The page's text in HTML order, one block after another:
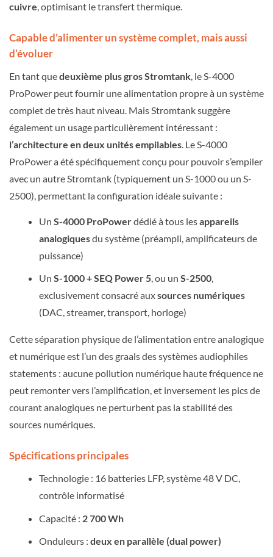
cuivre , optimisant le transfert thermique.
Capable d’alimenter un système complet, mais aussi
d’évoluer
En tant quedeuxième plus gros Stromtank , le S-4000
ProPower peut fournir une alimentation propre à un système
complet de très haut niveau. Mais Stromtank suggère
également un usage particulièrement intéressant :
l’architecture en deux unités empilables . Le S-4000
ProPower a été spécifiquement conçu pour pouvoir s’empiler
avec un autre Stromtank (typiquement un S-1000 ou un S-
2500), permettant la configuration idéale suivante :
Un S-4000 ProPowerdédié à tous lesappareils
analogiquesdu système (préampli, amplificateurs de
puissance)
Un S-1000 + SEQ Power 5, ou un S-2500,
exclusivement consacré auxsources numériques
(DAC, streamer, transport, horloge)
Cette séparation physique de l’alimentation entre analogique
et numérique est l’un des graals des systèmes audiophiles
statements : aucune pollution numérique haute fréquence ne
peut remonter vers l’amplification, et inversement les pics de
courant analogiques ne perturbent pas la stabilité des
sources numériques.
Spécifications principales
Technologie : 16 batteries LFP, système 48 V DC,
contrôle informatisé
Capacité : 2 700 Wh
Onduleurs : deux en parallèle (dual power)